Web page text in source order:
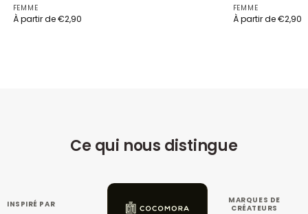
FEMME
À partir de€2,90
FEMME
À partir de€2,90
Ce qui nous distingue
INSPIRÉ PAR
MARQUES DE
CRÉATEURS